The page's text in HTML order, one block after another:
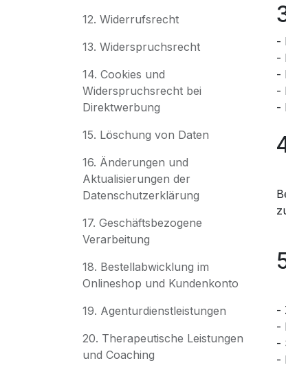
12. Widerrufsrecht
13. Widerspruchsrecht
14. Cookies und
Widerspruchsrecht bei
Direktwerbung
15. Löschung von Daten
16. Änderungen und
Aktualisierungen der
Datenschutzerklärung
17. Geschäftsbezogene
Verarbeitung
18. Bestellabwicklung im
Onlineshop und Kundenkonto
19. Agenturdienstleistungen
20. Therapeutische Leistungen
und Coaching
-
-
-
-
-
-
-
-
-